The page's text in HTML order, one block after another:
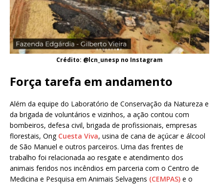
Crédito: @lcn_unesp no Instagram
Força tarefa em andamento
Além da equipe do Laboratório de Conservação da Natureza e
da brigada de voluntários e vizinhos, a ação contou com
bombeiros, defesa civil, brigada de profissionais, empresas
florestais, Ong Cuesta Viva, usina de cana de açúcar e álcool
de São Manuel e outros parceiros. Uma das frentes de
trabalho foi relacionada ao resgate e atendimento dos
animais feridos nos incêndios em parceria com o Centro de
Medicina e Pesquisa em Animais Selvagens (CEMPAS) e o